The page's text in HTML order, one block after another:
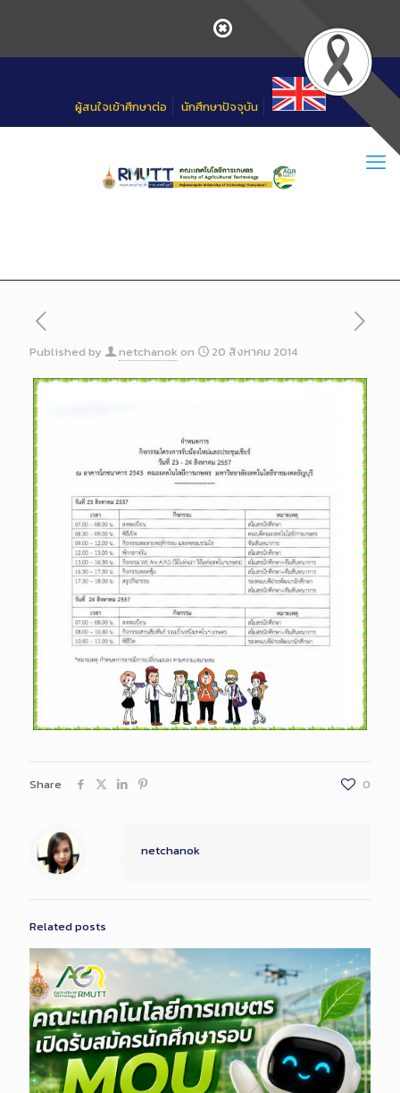
ผู้สนใจเข้าศึกษาต่อ นักศึกษาปัจจุบัน
Published by netchanok on 20 สิงหาคม 2014
Share 0
netchanok
Related posts